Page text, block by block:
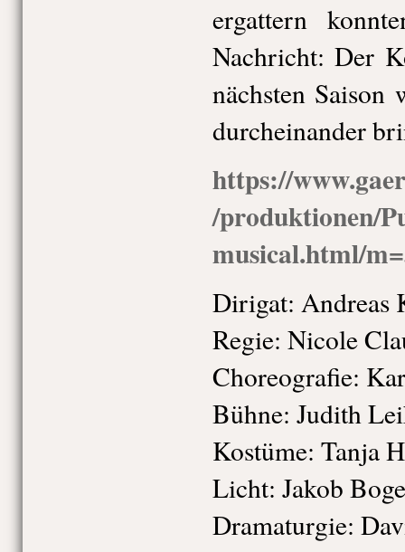
ergattern
Nachricht: Der
nächsten Saison
durcheinander
https://
/produktionen/
musical.html/
Dirigat: Andreas
Regie: Nicole
Choreografie:
Bühne: Judith
Kostüme: Tanja
Licht: Jakob
Dramaturgie: